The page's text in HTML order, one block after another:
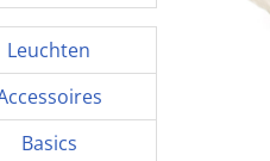
Leuchten
Basics